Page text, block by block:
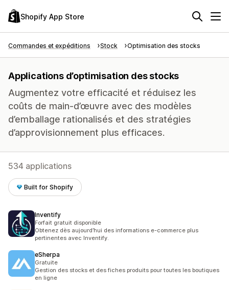
Shopify App Store
Commandes et expéditions Stock Optimisation des stocks
Applications d’optimisation des stocks
Augmentez votre efficacité et réduisez les
coûts de main-d’œuvre avec des modèles
d’emballage rationalisés et des stratégies
d’approvisionnement plus efficaces.
534 applications
Built for Shopify
Inventify
Forfait gratuit disponible
Obtenez dès aujourd’hui des informations e-commerce plus
pertinentes avec Inventify.
eSherpa
Gratuite
Gestion des stocks et des fiches produits pour toutes les boutiques
en ligne